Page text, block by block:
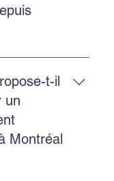
la distance, du
choisis.
des
en ligne
t-il
un
Montréal